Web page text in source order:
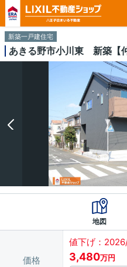
新築一戸建住宅
あきる野市小川東 新築【
地図
価格
値下げ：
3,480万円